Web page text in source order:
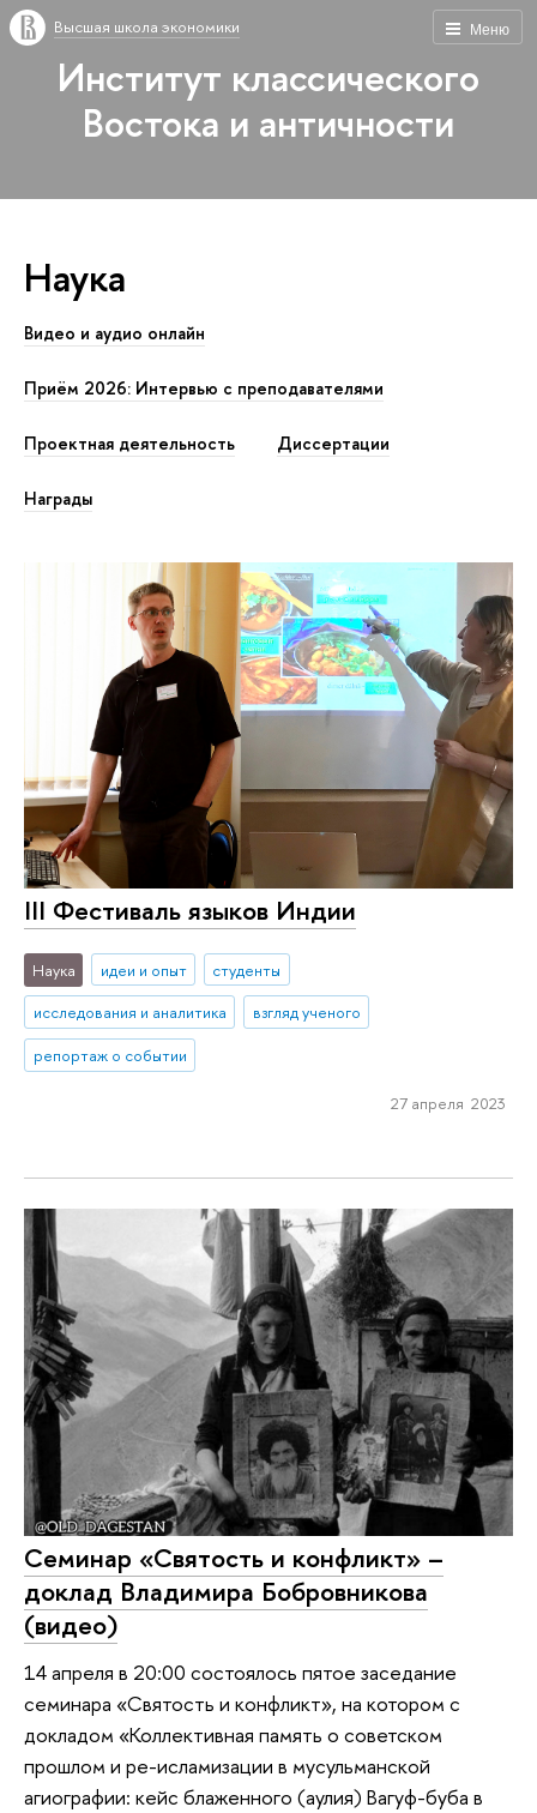
Меню
Высшая школа экономики
Институт классического
Востока и античности
Наука
Видео и аудио онлайн
Приём 2026: Интервью с преподавателями
Проектная деятельность Диссертации
Награды
III Фестиваль языков Индии
Наука идеи и опыт
студенты
исследования и аналитика
взгляд ученого
репортаж о событии
27 апреля 2023
Семинар «Святость и конфликт» –
доклад Владимира Бобровникова
(видео)
14 апреля в 20:00 состоялось пятое заседание
семинара «Святость и конфликт», на котором с
докладом «Коллективная память о советском
прошлом и ре-исламизации в мусульманской
агиографии: кейс блаженного (аулия) Вагуф-буба в